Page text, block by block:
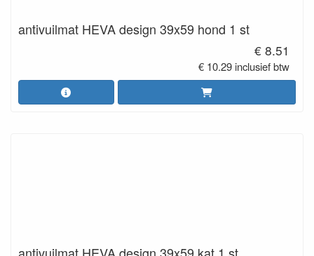
antivuilmat HEVA design 39x59 hond 1 st
€ 8.51
€ 10.29 inclusief btw